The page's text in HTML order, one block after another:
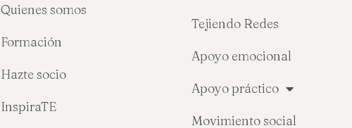
Quienes somos
Formación
Hazte socio
InspiraTE
Tejiendo Redes
Apoyo emocional
Apoyo práctico
Movimiento social